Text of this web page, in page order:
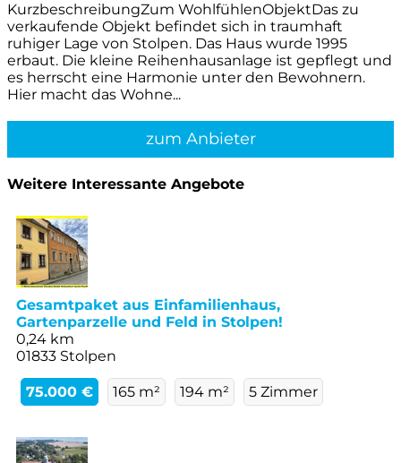
KurzbeschreibungZum WohlfühlenObjektDas zu
verkaufende Objekt befindet sich in traumhaft
ruhiger Lage von Stolpen. Das Haus wurde 1995
erbaut. Die kleine Reihenhausanlage ist gepflegt und
es herrscht eine Harmonie unter den Bewohnern.
Hier macht das Wohne...
zum Anbieter
Weitere Interessante Angebote
Gesamtpaket aus Einfamilienhaus,
Gartenparzelle und Feld in Stolpen!
0,24 km
01833 Stolpen
75.000 € 165 m² 194 m² 5 Zimmer